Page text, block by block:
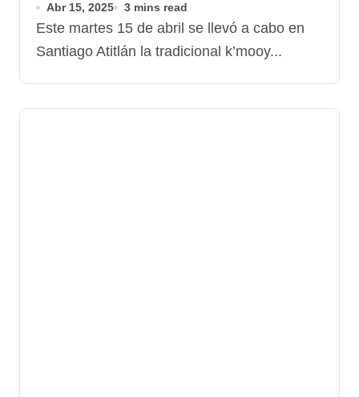
Abr 15, 2025
3 mins read
Este martes 15 de abril se llevó a cabo en
Santiago Atitlán la tradicional k’mooy...